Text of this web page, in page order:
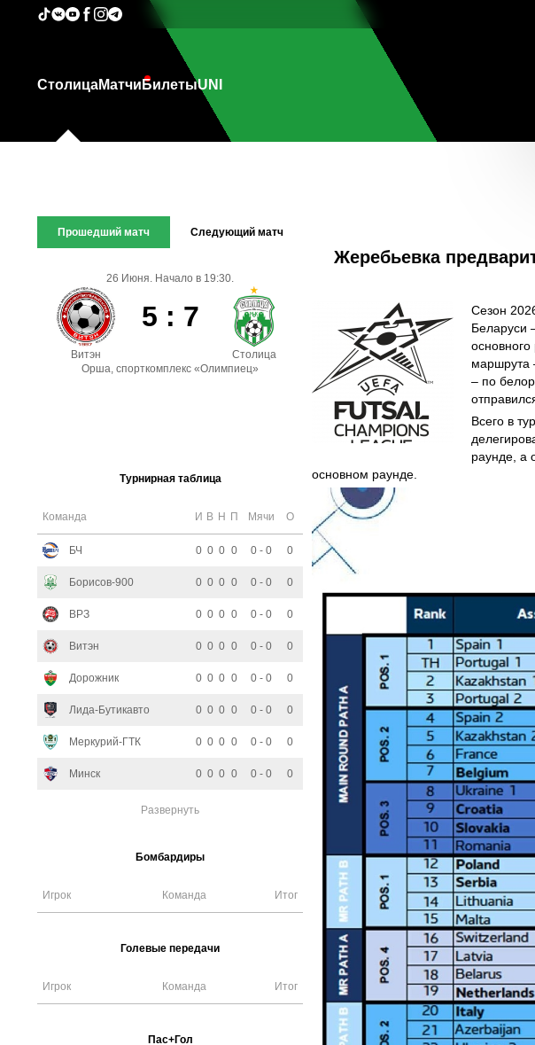
СтолицаМатчи БилетыUNI
Прошедший матч Следующий матч
26 Июня. Начало в 19:30.
5 : 7
Витэн
Столица
Орша, спорткомплекс «Олимпиец»
Турнирная таблица
Команда И В Н П Мячи О
БЧ 0 0 0 0 0 - 0 0
Борисов-900 0 0 0 0 0 - 0 0
ВРЗ 0 0 0 0 0 - 0 0
Витэн 0 0 0 0 0 - 0 0
Дорожник 0 0 0 0 0 - 0 0
Лида-Бутикавто 0 0 0 0 0 - 0 0
Меркурий-ГТК 0 0 0 0 0 - 0 0
Минск 0 0 0 0 0 - 0 0
Развернуть
Бомбардиры
Игрок Команда Итог
Голевые передачи
Игрок Команда Итог
Пас+Гол
Жеребьевка
Сезон
Беларуси
маршрута
– по
Всего в
раунде, а
основном раунде.